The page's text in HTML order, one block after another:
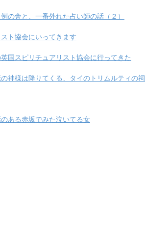
の舎と、一番外れた占い師の話（２）
ト協会にいってきます
国スピリチュアリスト協会に行ってきた
神様は降りてくる、タイのトリムルティの祠
ある赤坂でみた泣いてる女